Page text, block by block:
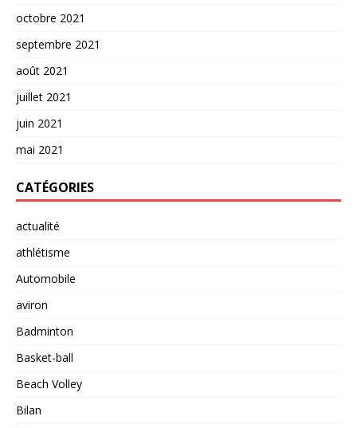
octobre 2021
septembre 2021
août 2021
juillet 2021
juin 2021
mai 2021
CATÉGORIES
actualité
athlétisme
Automobile
aviron
Badminton
Basket-ball
Beach Volley
Bilan